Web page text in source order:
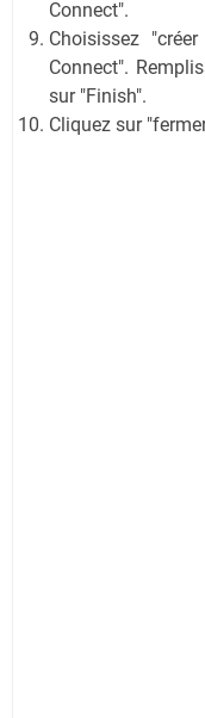
Connect".
Choisissez
Connect".
sur "Finish".
Cliquez sur